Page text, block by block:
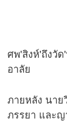
ศพ'สิงห์'ถึงวั
อาลัย
ภายหลัง นา
ภรรยา และญ